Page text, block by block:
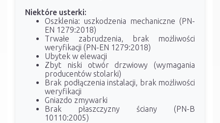
Niektóre usterki:
Oszklenia: uszkodzenia mechaniczne (PN-
EN 1279:2018)
Trwałe zabrudzenia, brak możliwości
weryfikacji (PN-EN 1279:2018)
Ubytek w elewacji
Zbyt niski otwór drzwiowy (wymagania
producentów stolarki)
Brak podłączenia instalacji, brak możliwości
weryfikacji
Gniazdo zmywarki
Brak płaszczyzny ściany (PN-B
10110:2005)